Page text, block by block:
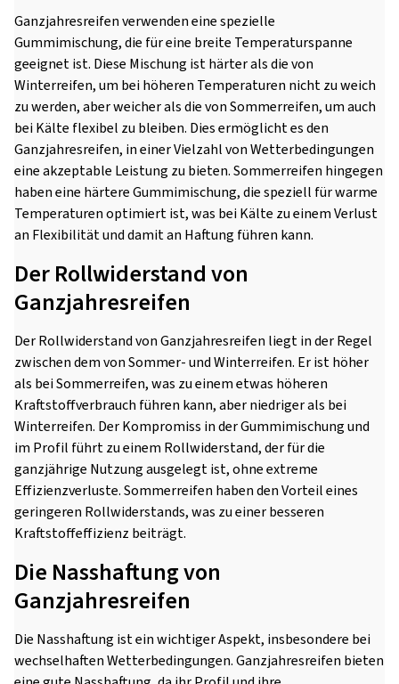
Ganzjahresreifen verwenden eine spezielle
Gummimischung, die für eine breite Temperaturspanne
geeignet ist. Diese Mischung ist härter als die von
Winterreifen, um bei höheren Temperaturen nicht zu weich
zu werden, aber weicher als die von Sommerreifen, um auch
bei Kälte flexibel zu bleiben. Dies ermöglicht es den
Ganzjahresreifen, in einer Vielzahl von Wetterbedingungen
eine akzeptable Leistung zu bieten. Sommerreifen hingegen
haben eine härtere Gummimischung, die speziell für warme
Temperaturen optimiert ist, was bei Kälte zu einem Verlust
an Flexibilität und damit an Haftung führen kann.
Der Rollwiderstand von
Ganzjahresreifen
Der Rollwiderstand von Ganzjahresreifen liegt in der Regel
zwischen dem von Sommer- und Winterreifen. Er ist höher
als bei Sommerreifen, was zu einem etwas höheren
Kraftstoffverbrauch führen kann, aber niedriger als bei
Winterreifen. Der Kompromiss in der Gummimischung und
im Profil führt zu einem Rollwiderstand, der für die
ganzjährige Nutzung ausgelegt ist, ohne extreme
Effizienzverluste. Sommerreifen haben den Vorteil eines
geringeren Rollwiderstands, was zu einer besseren
Kraftstoffeffizienz beiträgt.
Die Nasshaftung von
Ganzjahresreifen
Die Nasshaftung ist ein wichtiger Aspekt, insbesondere bei
wechselhaften Wetterbedingungen. Ganzjahresreifen bieten